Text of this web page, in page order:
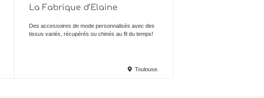
La Fabrique d’Elaine
Des accessoires de mode personnalisés avec des
tissus variés, récupérés ou chinés au fil du temps!
Toulouse.